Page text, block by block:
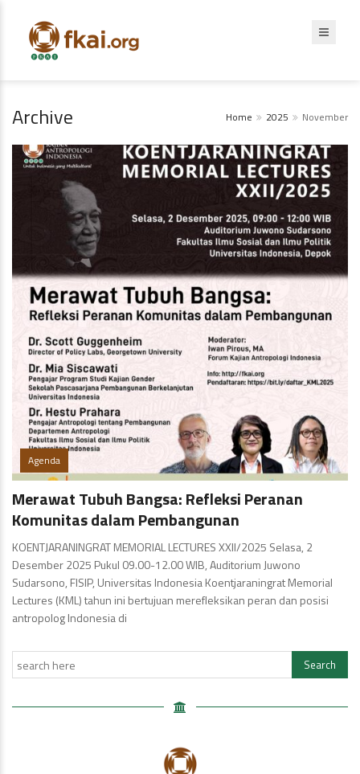
Archive Home 2025 November
Agenda
Merawat Tubuh Bangsa: Refleksi Peranan
Komunitas dalam Pembangunan
KOENTJARANINGRAT MEMORIAL LECTURES XXII/2025 Selasa, 2
Desember 2025 Pukul 09.00-12.00 WIB, Auditorium Juwono
Sudarsono, FISIP, Universitas Indonesia Koentjaraningrat Memorial
Lectures (KML) tahun ini bertujuan merefleksikan peran dan posisi
antropolog Indonesia di